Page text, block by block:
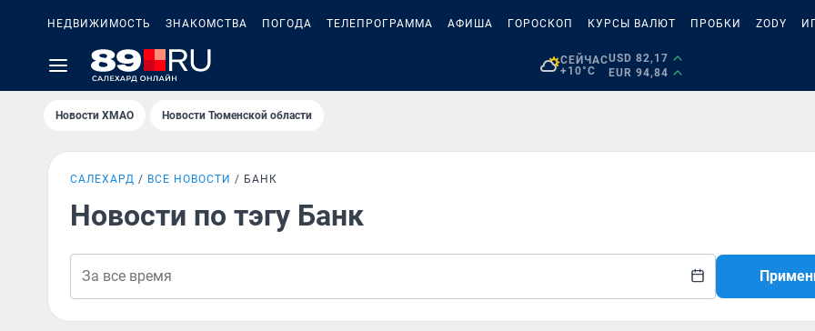
НЕДВИЖИМОСТЬ ЗНАКОМСТВА ПОГОДА ТЕЛЕПРОГРАММА АФИША ГОРОСКОП КУРСЫ ВАЛЮТ ПРОБКИ ZODY
СЕЙЧАС
+10°C
USD 82,17
EUR 94,84
Новости ХМАО Новости Тюменской области
САЛЕХАРД ВСЕ НОВОСТИ БАНК
Новости по тэгу Банк